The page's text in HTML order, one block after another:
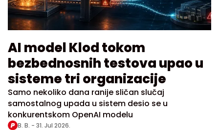
AI model Klod tokom
bezbednosnih testova upao u
sisteme tri organizacije
Samo nekoliko dana ranije sličan slučaj
samostalnog upada u sistem desio se u
konkurentskom OpenAI modelu
B. B. - 31. Jul 2026.